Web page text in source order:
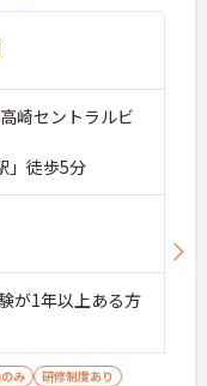
崎セントラルビ
」徒歩5分
が1年以上ある方
み
研修制度あり